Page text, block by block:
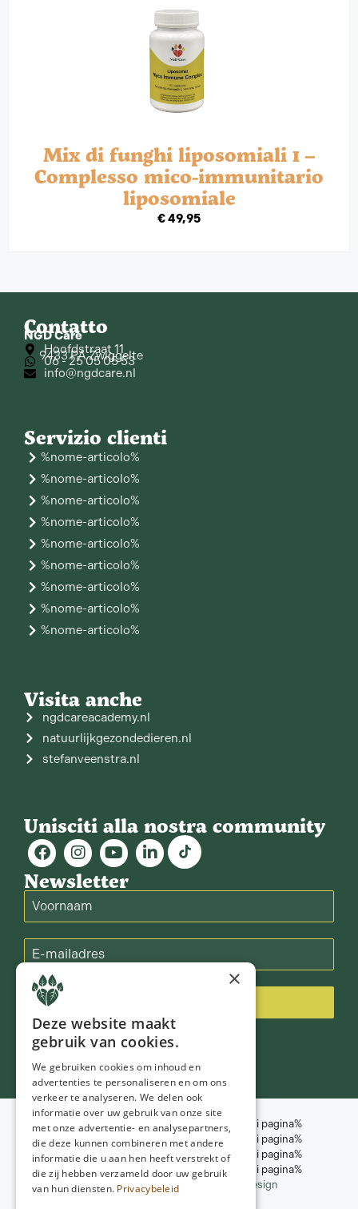
Mix di funghi liposomiali 1 –
Complesso mico-immunitario
liposomiale
€49,95
Contatto
NGD Care
Hoofdstraat 11
9433 PA Zwiggelte
06 - 25 05 05 53
info@ngdcare.nl
Servizio clienti
%nome-articolo%
%nome-articolo%
%nome-articolo%
%nome-articolo%
%nome-articolo%
%nome-articolo%
%nome-articolo%
%nome-articolo%
%nome-articolo%
Visita anche
ngdcareacademy.nl
natuurlijkgezondedieren.nl
stefanveenstra.nl
Unisciti alla nostra community
Newsletter
© 2026NGD Care
%nome-elemento-piè di pagina%
%nome-elemento-piè di pagina%
%nome-elemento-piè di pagina%
%nome-elemento-piè di pagina%
Progettazione del sito web:
Poiter Design
×
Deze website maakt
gebruik van cookies.
We gebruiken cookies om inhoud en
advertenties te personaliseren en om ons
verkeer te analyseren. We delen ook
informatie over uw gebruik van onze site
met onze advertentie- en analysepartners,
die deze kunnen combineren met andere
informatie die u aan hen heeft verstrekt of
die zij hebben verzameld door uw gebruik
van hun diensten. Privacybeleid